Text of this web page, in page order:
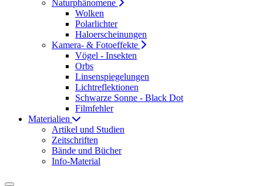
Naturphänomene
Wolken
Polarlichter
Haloerscheinungen
Kamera- & Fotoeffekte
Vögel - Insekten
Orbs
Linsenspiegelungen
Lichtreflektionen
Schwarze Sonne - Black Dot
Filmfehler
Materialien
Artikel und Studien
Zeitschriften
Bände und Bücher
Info-Material